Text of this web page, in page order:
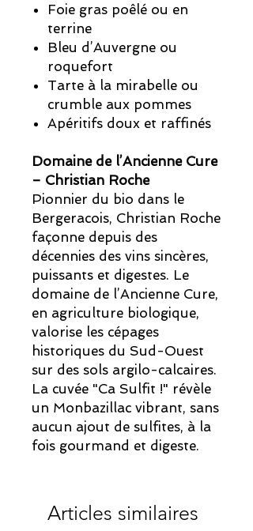
Foie gras poêlé ou en
terrine
Bleu d’Auvergne ou
roquefort
Tarte à la mirabelle ou
crumble aux pommes
Apéritifs doux et raffinés
Domaine de l’Ancienne Cure
– Christian Roche
Pionnier du bio dans le
Bergeracois, Christian Roche
façonne depuis des
décennies des vins sincères,
puissants et digestes. Le
domaine de l’Ancienne Cure,
en agriculture biologique,
valorise les cépages
historiques du Sud-Ouest
sur des sols argilo-calcaires.
La cuvée "Ca Sulfit !" révèle
un Monbazillac vibrant, sans
aucun ajout de sulfites, à la
fois gourmand et digeste.
Articles similaires